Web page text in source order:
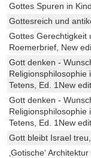
Gottes Spuren in
Gottesreich und
Gottes Gerechtigkeit
Roemerbrief, New
Gott denken -
Religionsphilosophie
Tetens, Ed. 1New
Gott denken -
Religionsphilosophie
Tetens, Ed. 1New
Gott bleibt Israel
‚Gotische‘